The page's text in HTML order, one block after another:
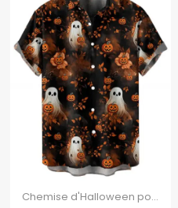
Chemise d'Halloween pour homme, imprimé fantôme et citrouille, boutonnée